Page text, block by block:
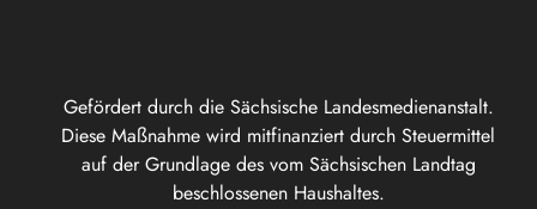
Gefördert durch die Sächsische Landesmedienanstalt.
Diese Maßnahme wird mitfinanziert durch Steuermittel
auf der Grundlage des vom Sächsischen Landtag
beschlossenen Haushaltes.